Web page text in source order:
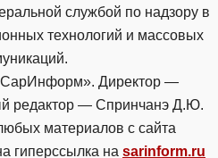
службой по надзору в
технологий и массовых
Директор —
редактор — Спринчанэ Д.Ю.
материалов с сайта
гиперссылка на sarinform.ru